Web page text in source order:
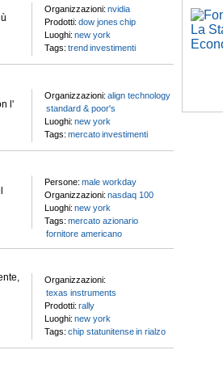
Organizzazioni: nvidia
Prodotti: dow jones chip
Luoghi: new york
Tags: trendinvestimenti
l'
Organizzazioni: align technology
standard & poor's
Luoghi: new york
Tags: mercatoinvestimenti
Persone: male workday
Organizzazioni: nasdaq 100
Luoghi: new york
Tags: mercato azionario
fornitore americano
Organizzazioni:
texas instruments
Prodotti: rally
Luoghi: new york
Tags: chip statunitensein rialzo